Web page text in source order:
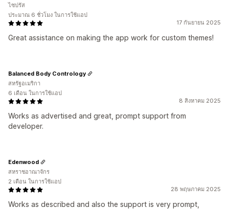
17 กันยายน 2025
Great assistance on making the app work for custom themes!
ไซปรัส
ประมาณ 6 ชั่วโมง ในการใช้แอป
8 สิงหาคม 2025
Works as advertised and great, prompt support from
developer.
Balanced Body Contrology
สหรัฐอเมริกา
6 เดือน ในการใช้แอป
28 พฤษภาคม 2025
Works as described and also the support is very prompt,
Edenwood
สหราชอาณาจักร
2 เดือน ในการใช้แอป